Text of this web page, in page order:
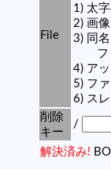
File
1) 太
2) 画
3) 同
ファ
4) ア
5) フ
6) ス
削除
キー
/
解決済み!